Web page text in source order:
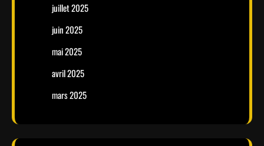
juillet 2025
juin 2025
mai 2025
avril 2025
mars 2025